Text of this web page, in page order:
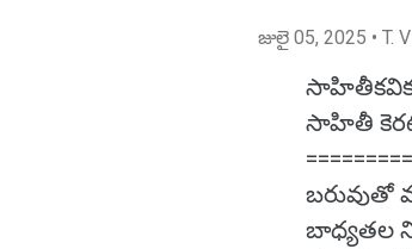
జులై 05, 2025 • T.
సాహితీ
బరువుతో
బాధ్యతల